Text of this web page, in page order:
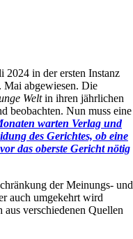
2024 in der ersten Instanz
Mai abgewiesen. Die
Weltin ihren jährlichen
beobachten. Nun muss eine
warten Verlag und
des Gerichtes, ob eine
das oberste Gericht nötig
der Meinungs- und
auch umgekehrt wird
verschiedenen Quellen